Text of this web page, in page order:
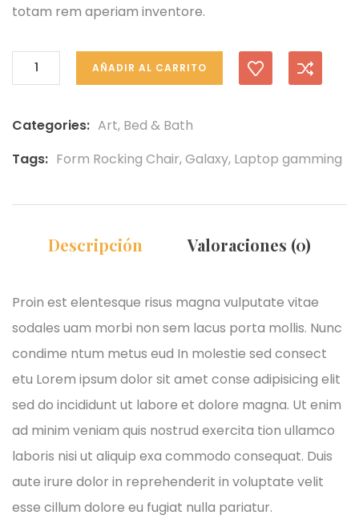
totam rem aperiam inventore.
AÑADIR AL CARRITO
Categories: Art, Bed & Bath
Tags: Form Rocking Chair,Galaxy, Laptop gamming
Descripción Valoraciones (0)
Proin est elentesque risus magna vulputate vitae
sodales uam morbi non sem lacus porta mollis. Nunc
condime ntum metus eud In molestie sed consect
etu Lorem ipsum dolor sit amet conse adipisicing elit
sed do incididunt ut labore et dolore magna. Ut enim
ad minim veniam quis nostrud exercita tion ullamco
laboris nisi ut aliquip exa commodo consequat. Duis
aute irure dolor in reprehenderit in voluptate velit
esse cillum dolore eu fugiat nulla pariatur.